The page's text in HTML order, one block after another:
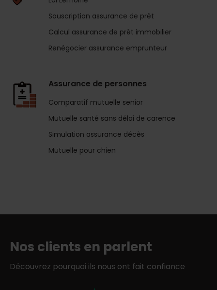
Souscription assurance de prêt
Calcul assurance de prêt immobilier
Renégocier assurance emprunteur
Assurance de personnes
Comparatif mutuelle senior
Mutuelle santé sans délai de carence
Simulation assurance décès
Mutuelle pour chien
Nos clients en parlent
Découvrez pourquoi ils nous ont fait confiance